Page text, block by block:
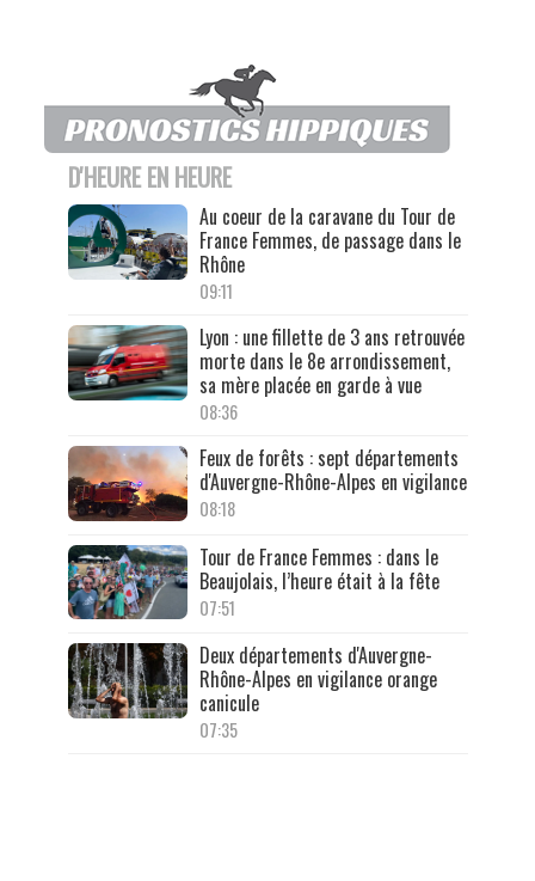
D'HEURE EN HEURE
Au coeur de la caravane du Tour de
France Femmes, de passage dans le
Rhône
09:11
Lyon : une fillette de 3 ans retrouvée
morte dans le 8e arrondissement,
sa mère placée en garde à vue
08:36
Feux de forêts : sept départements
d'Auvergne-Rhône-Alpes en vigilance
08:18
Tour de France Femmes : dans le
Beaujolais, l’heure était à la fête
07:51
Deux départements d'Auvergne-
Rhône-Alpes en vigilance orange
canicule
07:35